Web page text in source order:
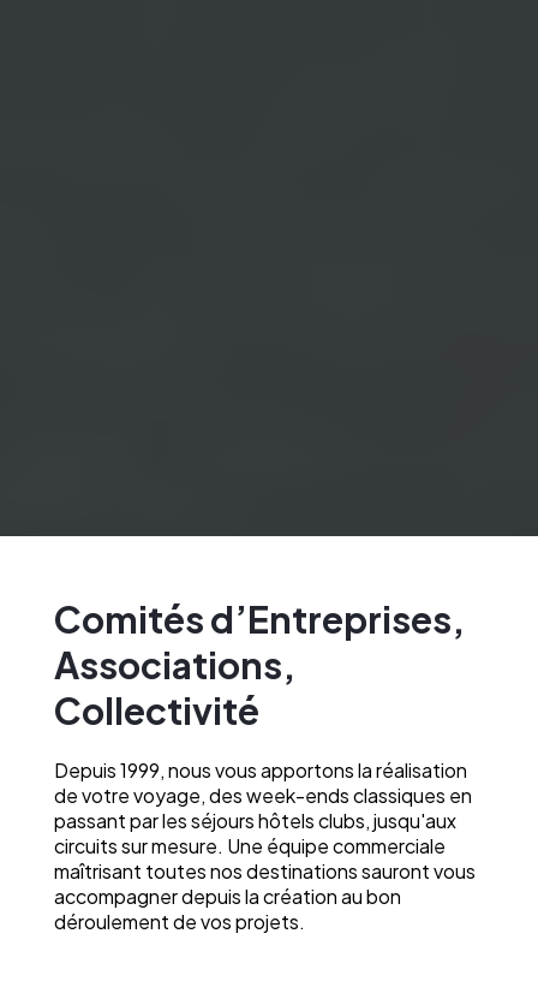
Comités d’Entreprises,
Associations,
Collectivité
Depuis 1999, nous vous apportons la réalisation
de votre voyage, des week-ends classiques en
passant par les séjours hôtels clubs, jusqu'aux
circuits sur mesure. Une équipe commerciale
maîtrisant toutes nos destinations sauront vous
accompagner depuis la création au bon
déroulement de vos projets.